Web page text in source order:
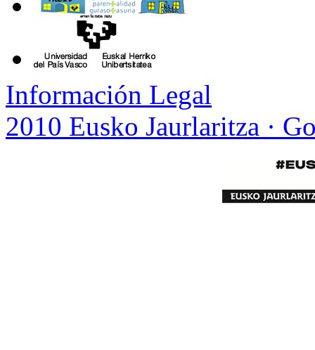
Información Legal
2010 Eusko Jaurlaritza ·